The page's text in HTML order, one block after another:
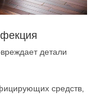
детали
средств,